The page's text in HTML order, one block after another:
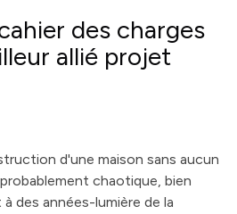
des charges
allié projet
d'une maison sans aucun
chaotique, bien
des années-lumière de la